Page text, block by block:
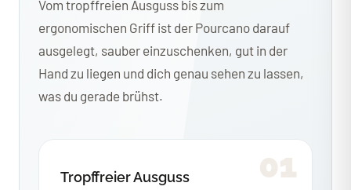
Vom tropffreien Ausguss bis zum
ergonomischen Griff ist der Pourcano darauf
ausgelegt, sauber einzuschenken, gut in der
Hand zu liegen und dich genau sehen zu lassen,
was du gerade brühst.
01
Tropffreier Ausguss